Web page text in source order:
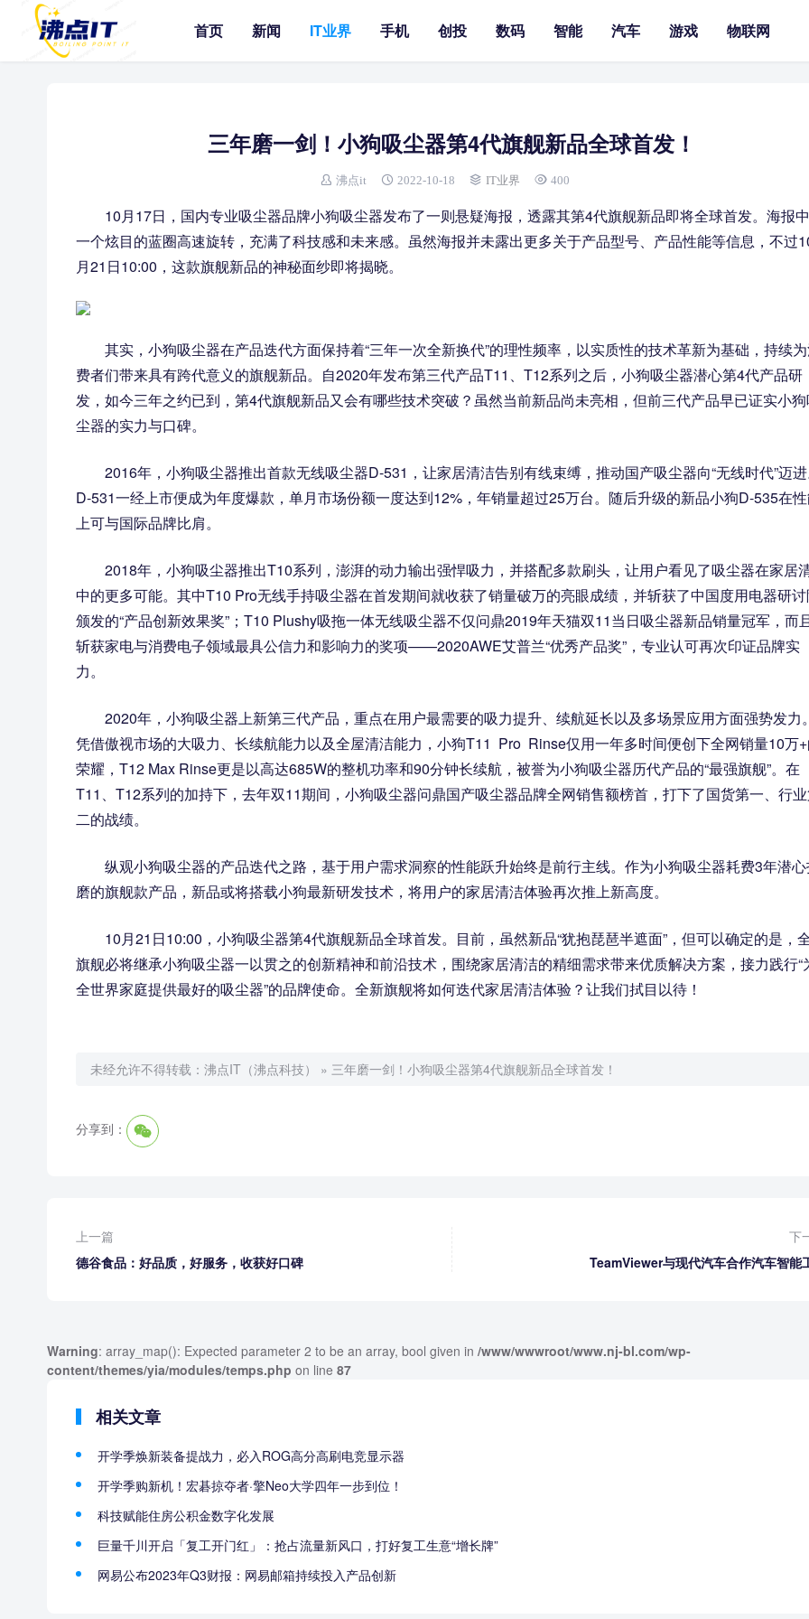
首页 新闻 IT业界 手机 创投 数码 智能 汽车 游戏 物联网
三年磨一剑！小狗吸尘器第4代旗舰新品全球首发！
沸点it 2022-10-18 IT业界 400
10月17日，国内专业吸尘器品牌小狗吸尘器发布了一则悬疑海报，透露其第4代旗舰新品即将全球首发。海报中
一个炫目的蓝圈高速旋转，充满了科技感和未来感。虽然海报并未露出更多关于产品型号、产品性能等信息，不过
月21日10:00，这款旗舰新品的神秘面纱即将揭晓。
其实，小狗吸尘器在产品迭代方面保持着“三年一次全新换代”的理性频率，以实质性的技术革新为基础，持续
费者们带来具有跨代意义的旗舰新品。自2020年发布第三代产品T11、T12系列之后，小狗吸尘器潜心第4代产品研
发，如今三年之约已到，第4代旗舰新品又会有哪些技术突破？虽然当前新品尚未亮相，但前三代产品早已证实小狗
尘器的实力与口碑。
2016年，小狗吸尘器推出首款无线吸尘器D-531，让家居清洁告别有线束缚，推动国产吸尘器向“无线时代”迈进
D-531一经上市便成为年度爆款，单月市场份额一度达到12%，年销量超过25万台。随后升级的新品小狗D-535在
上可与国际品牌比肩。
2018年，小狗吸尘器推出T10系列，澎湃的动力输出强悍吸力，并搭配多款刷头，让用户看见了吸尘器在家居
中的更多可能。其中T10 Pro无线手持吸尘器在首发期间就收获了销量破万的亮眼成绩，并斩获了中国度用电器研
颁发的“产品创新效果奖”；T10 Plushy吸拖一体无线吸尘器不仅问鼎2019年天猫双11当日吸尘器新品销量冠军，而
斩获家电与消费电子领域最具公信力和影响力的奖项——2020AWE艾普兰“优秀产品奖”，专业认可再次印证品牌实
力。
2020年，小狗吸尘器上新第三代产品，重点在用户最需要的吸力提升、续航延长以及多场景应用方面强势发力。
凭借傲视市场的大吸力、长续航能力以及全屋清洁能力，小狗T11 Pro Rinse仅用一年多时间便创下全网销量10万
荣耀，T12 Max Rinse更是以高达685W的整机功率和90分钟长续航，被誉为小狗吸尘器历代产品的“最强旗舰”。在
T11、T12系列的加持下，去年双11期间，小狗吸尘器问鼎国产吸尘器品牌全网销售额榜首，打下了国货第一、行
二的战绩。
纵观小狗吸尘器的产品迭代之路，基于用户需求洞察的性能跃升始终是前行主线。作为小狗吸尘器耗费3年潜
磨的旗舰款产品，新品或将搭载小狗最新研发技术，将用户的家居清洁体验再次推上新高度。
10月21日10:00，小狗吸尘器第4代旗舰新品全球首发。目前，虽然新品“犹抱琵琶半遮面”，但可以确定的是，
旗舰必将继承小狗吸尘器一以贯之的创新精神和前沿技术，围绕家居清洁的精细需求带来优质解决方案，接力践行“
全世界家庭提供最好的吸尘器”的品牌使命。全新旗舰将如何迭代家居清洁体验？让我们拭目以待！
未经允许不得转载： 沸点IT（沸点科技） » 三年磨一剑！小狗吸尘器第4代旗舰新品全球首发！
分享到：
上一篇
德谷食品：好品质，好服务，收获好口碑
下
TeamViewer与现代汽车合作汽车智能
Warning: array_map(): Expected parameter 2 to be an array, bool given in /www/wwwroot/www.nj-bl.com/wp-
content/themes/yia/modules/temps.php on line 87
相关文章
开学季焕新装备提战力，必入ROG高分高刷电竞显示器
开学季购新机！宏碁掠夺者·擎Neo大学四年一步到位！
科技赋能住房公积金数字化发展
巨量千川开启「复工开门红」：抢占流量新风口，打好复工生意“增长牌”
网易公布2023年Q3财报：网易邮箱持续投入产品创新